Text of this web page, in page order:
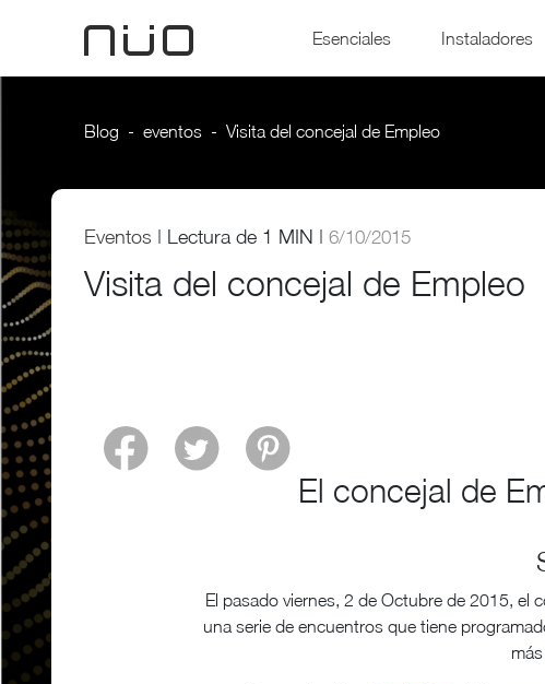
Esenciales Instaladores
Blog eventos Visita del concejal de Empleo
Eventos | Lectura de 1 MIN | 6/10/2015
Visita del concejal de Empleo
El concejal de
El pasado viernes, 2 de Octubre de 2015, el
una serie de encuentros que tiene